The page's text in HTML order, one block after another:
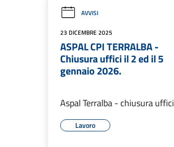
AVVISI
23 DICEMBRE 2025
ASPAL CPI TERRALBA -
Chiusura uffici il 2 ed il 5
gennaio 2026.
Aspal Terralba - chiusura uffici
Lavoro